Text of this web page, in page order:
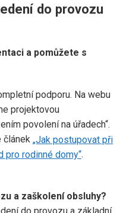
do provozu
a pomůžete s
podporu. Na webu
projektovou
povolení na úřadech“.
článek „Jak postupovat při
pro rodinné domy“.
a zaškolení obsluhy?
do provozu a základní